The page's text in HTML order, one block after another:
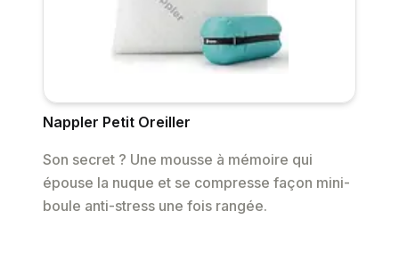
Nappler Petit Oreiller
Son secret ? Une mousse à mémoire qui
épouse la nuque et se compresse façon mini-
boule anti-stress une fois rangée.